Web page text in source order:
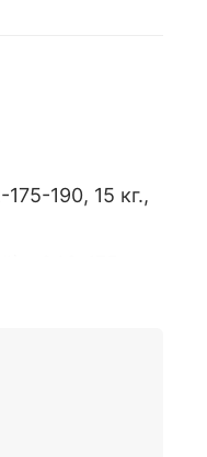
190, 15 кг.,